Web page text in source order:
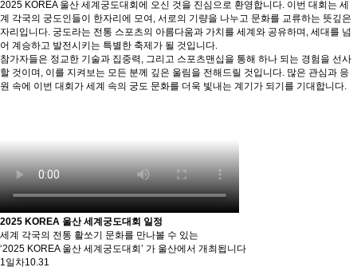
2025 KOREA 울산 세계궁도대회에 오신 것을 진심으로 환영합니다. 이번 대회는 세
계 각국의 궁도인들이 한자리에 모여, 서로의 기량을 나누고 문화를 교류하는 뜻깊은
자리입니다. 궁도라는 전통 스포츠의 아름다움과 가치를 세계와 공유하며, 세대를 넘
어 계승하고 발전시키는 특별한 축제가 될 것입니다.
참가자들은 정교한 기술과 집중력, 그리고 스포츠맨십을 통해 하나 되는 경험을 선사
할 것이며, 이를 지켜보는 모든 분께 깊은 울림을 전해드릴 것입니다. 많은 관심과 응
원 속에 이번 대회가 세계 속의 궁도 문화를 더욱 빛내는 계기가 되기를 기대합니다.
2025 KOREA 울산 세계궁도대회 일정
세계 각국의 전통 활쏘기 문화를 만나볼 수 있는
‘2025 KOREA 울산 세계궁도대회’ 가 울산에서 개최됩니다
1일차10.31